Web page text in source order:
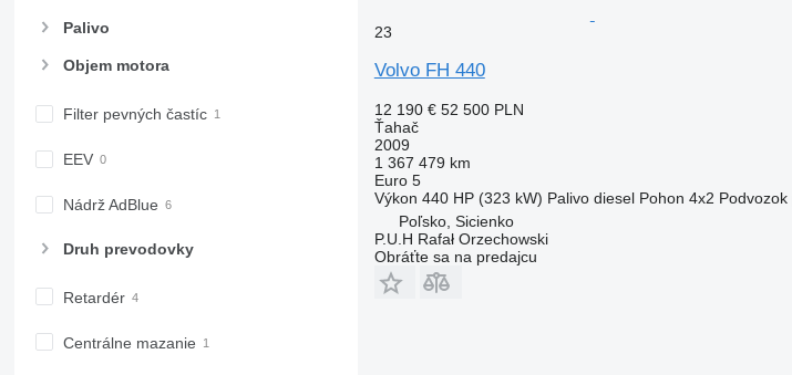
Palivo
Objem motora
Filter pevných častíc
EEV
Nádrž AdBlue
Druh prevodovky
Retardér
Centrálne mazanie
23
Volvo FH 440
12 190 € 52 500 PLN
Ťahač
2009
1 367 479 km
Euro 5
Výkon 440 HP (323 kW) Palivo diesel Pohon 4x2 Podvozok
Poľsko, Sicienko
P.U.H Rafał Orzechowski
Obráťte sa na predajcu